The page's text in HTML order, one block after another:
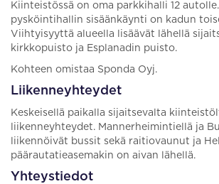
Kiinteistössä on oma parkkihalli 12
pysköintihallin sisäänkäynti on kadun
Viihtyisyyttä alueella lisäävät lähellä
kirkkopuisto ja Esplanadin puisto.
Kohteen omistaa Sponda Oyj.
Liikenneyhteydet
Keskeisellä paikalla sijaitsevalta
liikenneyhteydet. Mannerheimintiellä ja
liikennöivät bussit sekä raitiovaunut ja
päärautatieasemakin on aivan lähellä.
Yhteystiedot